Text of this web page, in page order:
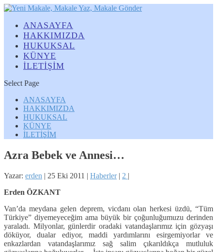
ANASAYFA
HAKKIMIZDA
HUKUKSAL
KÜNYE
İLETİŞİM
Select Page
ANASAYFA
HAKKIMIZDA
HUKUKSAL
KÜNYE
İLETİŞİM
Azra Bebek ve Annesi…
Yazar: erden | 25 Eki 2011 | Haberler| 2 |
Erden ÖZKANT
Van’da meydana gelen deprem, vicdanı olan herkesi üzdü, “Tüm
Türkiye” diyemeyeceğim ama büyük bir çoğunluğumuzu derinden
yaraladı. Milyonlar, günlerdir oradaki vatandaşlarımız için gözyaşı
döküyor, dualar ediyor, maddi yardımlarını esirgemiyorlar ve
enkazlardan vatandaşlarımız sağ salim çıkarıldıkça mutluluk